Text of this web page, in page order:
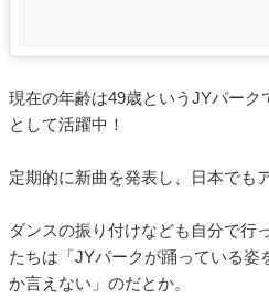
現在の年齢は49歳というJYパー
として活躍中！
定期的に新曲を発表し、日本でも
ダンスの振り付けなども自分で行
たちは「JYパークが踊っている姿
か言えない」のだとか。